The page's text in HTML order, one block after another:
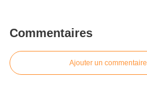
Commentaires
Ajouter un commentaire